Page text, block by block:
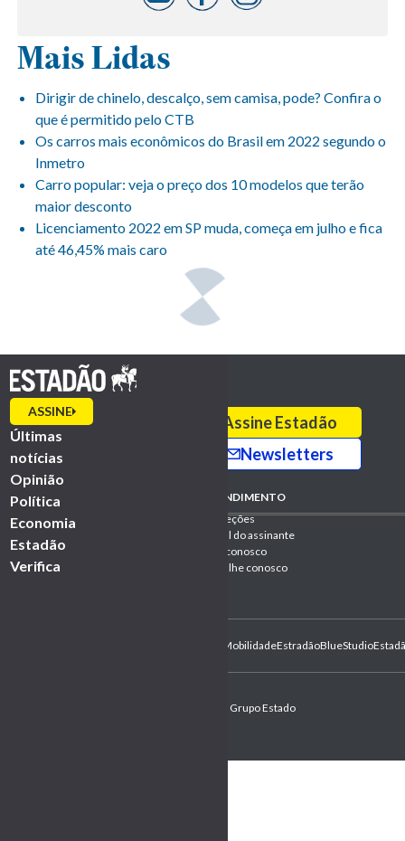
Mais Lidas
Dirigir de chinelo, descalço, sem camisa, pode? Confira o
que é permitido pelo CTB
Os carros mais econômicos do Brasil em 2022 segundo o
Inmetro
Carro popular: veja o preço dos 10 modelos que terão
maior desconto
Licenciamento 2022 em SP muda, começa em julho e fica
até 46,45% mais caro